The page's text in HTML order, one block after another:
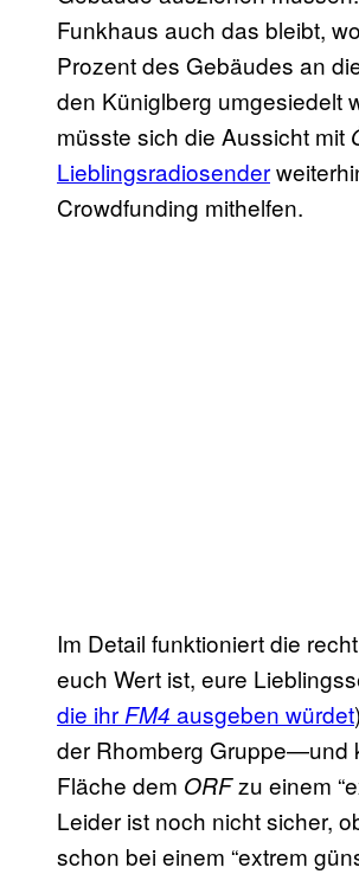
Funkhaus auch das bleibt,
Prozent des Gebäudes an
den Küniglberg umgesiedelt
müsste sich die Aussicht mit
Lieblingsradiosender
Crowdfunding mithelfen.
Im Detail funktioniert die
euch Wert ist, eure
die ihrFM4 ausgeben würdet
der Rhomberg Gruppe—und
Fläche dem ORFzu einem
Leider ist noch nicht sicher,
schon bei einem “extrem